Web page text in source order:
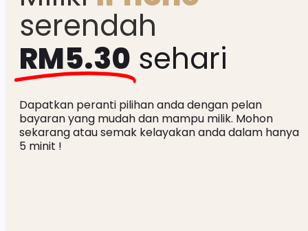
serendah
RM5.30 sehari
Dapatkan peranti pilihan anda dengan pelan
bayaran yang mudah dan mampu milik. Mohon
sekarang atau semak kelayakan anda dalam hanya
5 minit !